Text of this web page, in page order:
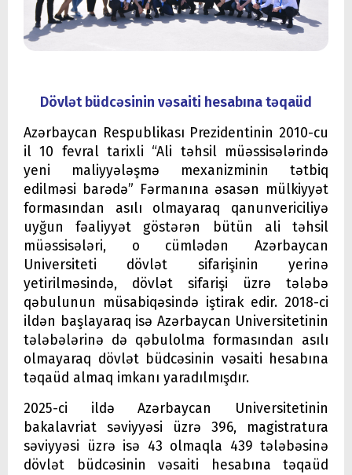
Dövlət büdcəsinin vəsaiti hesabına təqaüd
Azərbaycan Respublikası Prezidentinin 2010-cu
il 10 fevral tarixli “Ali təhsil müəssisələrində
yeni maliyyələşmə mexanizminin tətbiq
edilməsi barədə” Fərmanına əsasən mülkiyyət
formasından asılı olmayaraq qanunvericiliyə
uyğun fəaliyyət göstərən bütün ali təhsil
müəssisələri, o cümlədən Azərbaycan
Universiteti dövlət sifarişinin yerinə
yetirilməsində, dövlət sifarişi üzrə tələbə
qəbulunun müsabiqəsində iştirak edir. 2018-ci
ildən başlayaraq isə Azərbaycan Universitetinin
tələbələrinə də qəbulolma formasından asılı
olmayaraq dövlət büdcəsinin vəsaiti hesabına
təqaüd almaq imkanı yaradılmışdır.
2025-ci ildə Azərbaycan Universitetinin
bakalavriat səviyyəsi üzrə 396, magistratura
səviyyəsi üzrə isə 43 olmaqla 439 tələbəsinə
dövlət büdcəsinin vəsaiti hesabına təqaüd